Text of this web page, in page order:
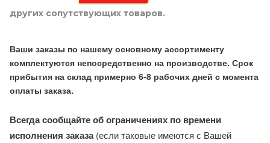
других сопутствующих товаров.
Ваши заказы по нашему основному ассортименту
комплектуются непосредственно на производстве. Срок
прибытия на склад примерно 6-8 рабочих дней с момента
оплаты заказа.
Всегда сообщайте об ограничениях по времени
исполнения заказа(если таковые имеются с Вашей